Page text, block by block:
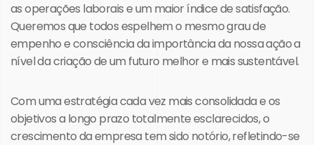
as operações laborais e um maior índice de satisfação.
Queremos que todos espelhem o mesmo grau de
empenho e consciência da importância da nossa ação a
nível da criação de um futuro melhor e mais sustentável.
Com uma estratégia cada vez mais consolidada e os
objetivos a longo prazo totalmente esclarecidos, o
crescimento da empresa tem sido notório, refletindo-se